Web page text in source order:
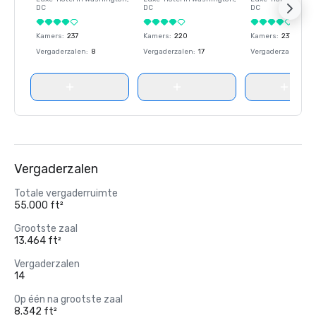
DC
Kamers: 237
Vergaderzalen: 8
DC
Kamers: 220
Vergaderzalen: 17
DC
Kamers: 237
Vergaderzalen
Vergaderzalen
Totale vergaderruimte
55.000 ft²
Grootste zaal
13.464 ft²
Vergaderzalen
14
Op één na grootste zaal
8.342 ft²